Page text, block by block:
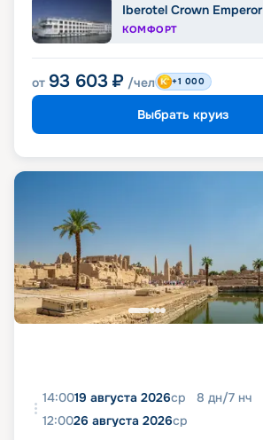
Iberotel Crown Emperor
КОМФОРТ
от 93 603 ₽ /чел +1 000
Выбрать круиз
14:0019 августа 2026ср 8 дн/7 нч
12:0026 августа 2026ср